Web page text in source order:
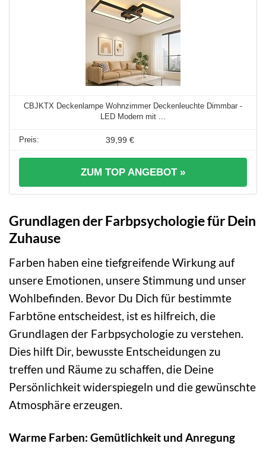
CBJKTX Deckenlampe Wohnzimmer Deckenleuchte Dimmbar -
LED Modern mit ...
39,99 €
ZUM TOP ANGEBOT »
Grundlagen der Farbpsychologie für Dein
Zuhause
Farben haben eine tiefgreifende Wirkung auf
unsere Emotionen, unsere Stimmung und unser
Wohlbefinden. Bevor Du Dich für bestimmte
Farbtöne entscheidest, ist es hilfreich, die
Grundlagen der Farbpsychologie zu verstehen.
Dies hilft Dir, bewusste Entscheidungen zu
treffen und Räume zu schaffen, die Deine
Persönlichkeit widerspiegeln und die gewünschte
Atmosphäre erzeugen.
Warme Farben: Gemütlichkeit und Anregung